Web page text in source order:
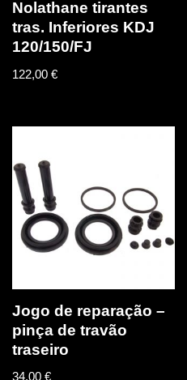
Nolathane tirantes
tras. Inferiores KDJ
120/150/FJ
122,00 €
Jogo de reparação –
pinça de travão
traseiro
34,00 €